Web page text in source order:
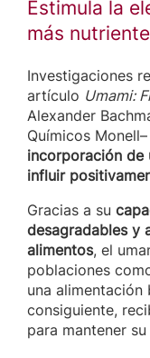
Estimula la
más
Investigaciones
artículo Umami:
Alexander
Químicos
incorporación de
influir
Gracias a su
desagradables y
alimentos, el
poblaciones
una
consiguiente,
para mantener su